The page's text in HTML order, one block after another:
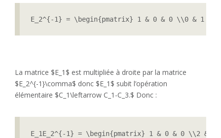
E_2^{-1} = \begin{pmatrix} 1 & 0 & 0 \\0 & 1 &
La matrice $E_1$ est multipliée à droite par la matrice
$E_2^{-1}\comma$ donc $E_1$ subit l’opération
élémentaire $C_1\leftarrow C_1-C_3.$ Donc :
E_1E_2^{-1} = \begin{pmatrix} 1 & 0 & 0 \\2 &